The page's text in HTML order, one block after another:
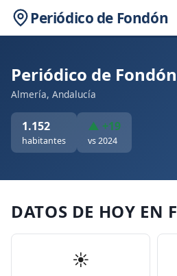
Periódico de Fondón
Periódico de Fondón
Almería, Andalucía
1.152
habitantes
▲ +19
vs 2024
DATOS DE HOY EN
☀️